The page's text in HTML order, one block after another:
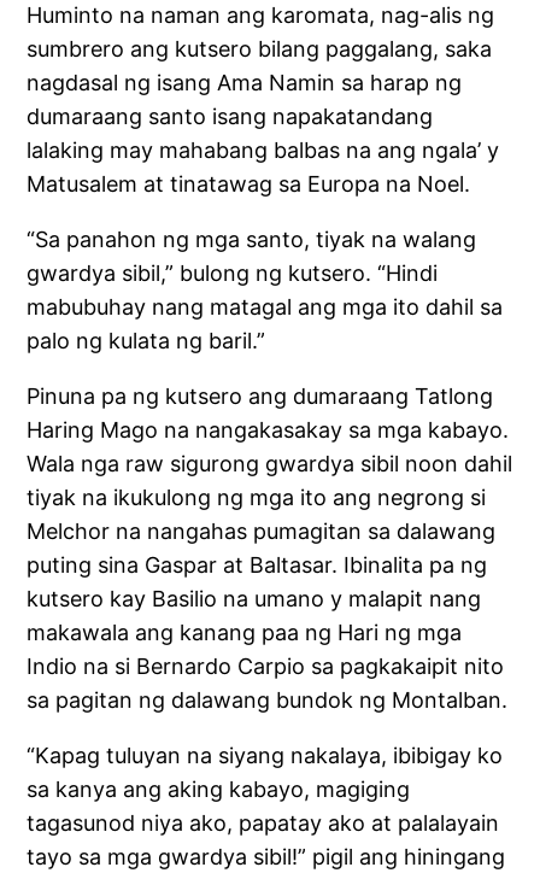
Huminto na naman ang karomata, nag-alis ng
sumbrero ang kutsero bilang paggalang, saka
nagdasal ng isang Ama Namin sa harap ng
dumaraang santo isang napakatandang
lalaking may mahabang balbas na ang ngala’ y
Matusalem at tinatawag sa Europa na Noel.
“Sa panahon ng mga santo, tiyak na walang
gwardya sibil,” bulong ng kutsero. “Hindi
mabubuhay nang matagal ang mga ito dahil sa
palo ng kulata ng baril.”
Pinuna pa ng kutsero ang dumaraang Tatlong
Haring Mago na nangakasakay sa mga kabayo.
Wala nga raw sigurong gwardya sibil noon dahil
tiyak na ikukulong ng mga ito ang negrong si
Melchor na nangahas pumagitan sa dalawang
puting sina Gaspar at Baltasar. Ibinalita pa ng
kutsero kay Basilio na umano y malapit nang
makawala ang kanang paa ng Hari ng mga
Indio na si Bernardo Carpio sa pagkakaipit nito
sa pagitan ng dalawang bundok ng Montalban.
“Kapag tuluyan na siyang nakalaya, ibibigay ko
sa kanya ang aking kabayo, magiging
tagasunod niya ako, papatay ako at palalayain
tayo sa mga gwardya sibil!” pigil ang hiningang